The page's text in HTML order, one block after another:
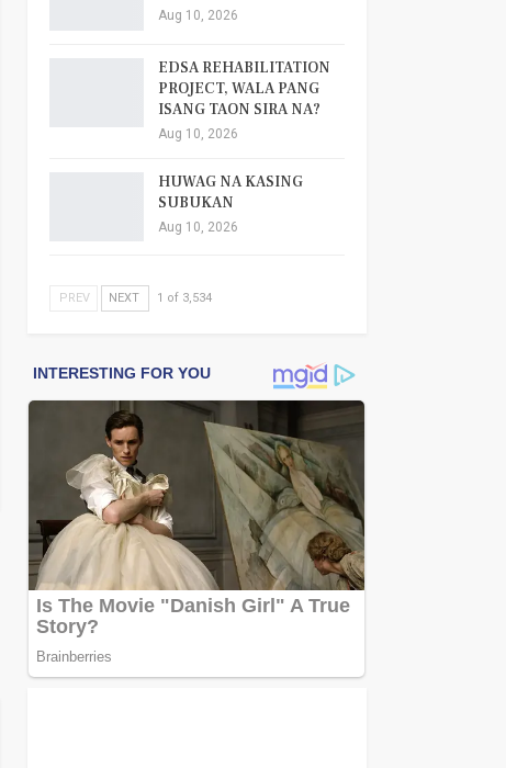
Aug 10, 2026
EDSA REHABILITATION
PROJECT, WALA PANG
ISANG TAON SIRA NA?
Aug 10, 2026
HUWAG NA KASING
SUBUKAN
Aug 10, 2026
PREV NEXT 1 of 3,534